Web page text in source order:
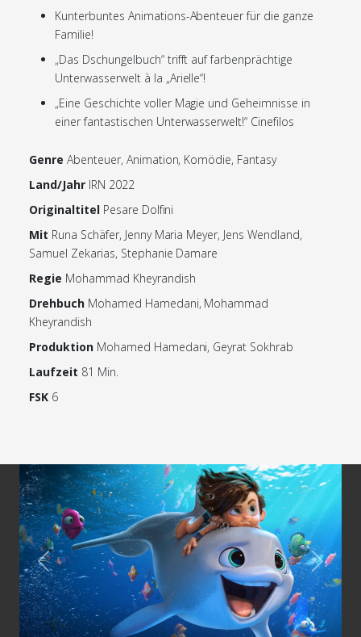
Kunterbuntes Animations-Abenteuer für die ganze
Familie!
„Das Dschungelbuch“ trifft auf farbenprächtige
Unterwasserwelt à la „Arielle“!
„Eine Geschichte voller Magie und Geheimnisse in
einer fantastischen Unterwasserwelt!“ Cinefilos
Genre Abenteuer, Animation, Komödie, Fantasy
Land/Jahr IRN 2022
Originaltitel Pesare Dolfini
Mit Runa Schäfer, Jenny Maria Meyer, Jens Wendland,
Samuel Zekarias, Stephanie Damare
Regie Mohammad Kheyrandish
Drehbuch Mohamed Hamedani, Mohammad
Kheyrandish
Produktion Mohamed Hamedani, Geyrat Sokhrab
Laufzeit 81 Min.
FSK 6
Previous Next